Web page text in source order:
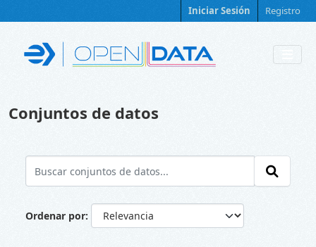
Iniciar Sesión Registro
Conjuntos de datos
Ordenar por